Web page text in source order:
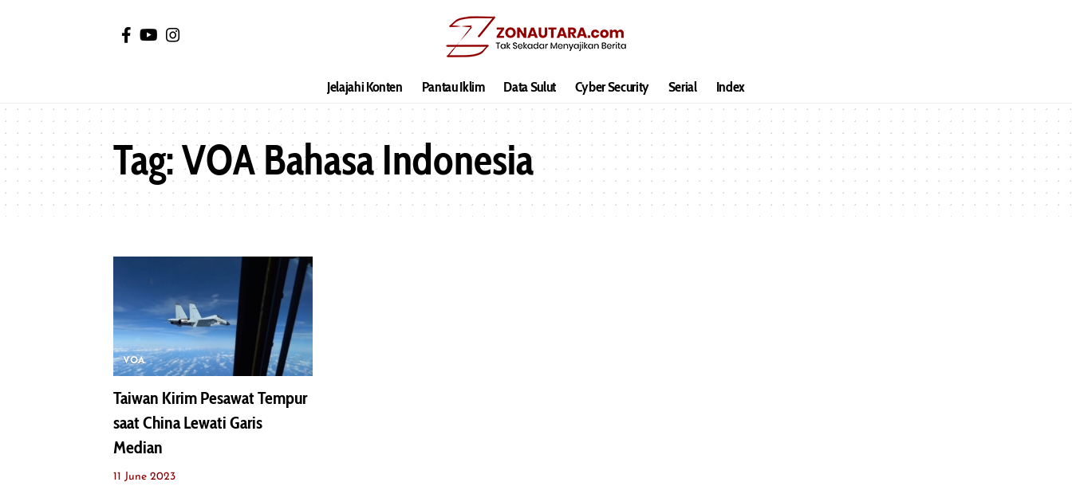
Jelajahi Konten Pantau Iklim Data Sulut Cyber Security Serial Index
Tag:VOA Bahasa Indonesia
VOA
Taiwan Kirim Pesawat Tempur
saat China Lewati Garis
Median
11 June 2023